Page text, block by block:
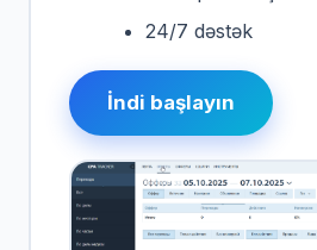
24/7 dəstək
İndi başlayın